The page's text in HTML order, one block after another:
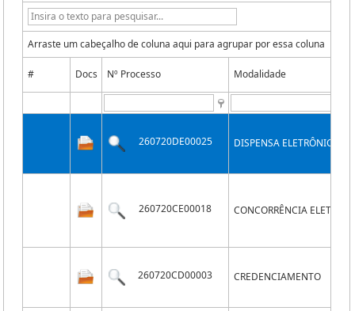
Arraste um cabeçalho de coluna aqui para agrupar por essa coluna
# Docs Nº Processo Modalidade
260720DE00025 DISPENSA ELETRÔNICA
260720CE00018 CONCORRÊNCIA
260720CD00003 CREDENCIAMENTO